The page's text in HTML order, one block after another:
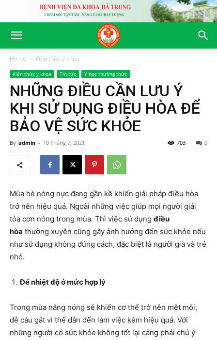
Home Kiến thức y khoa
Kiến thức y khoa Tin tức Y học thường thức
NHỮNG ĐIỀU CẦN LƯU Ý
KHI SỬ DỤNG ĐIỀU HÒA ĐỂ
BẢO VỆ SỨC KHỎE
By admin - 10 Tháng 7, 2021 0
703
Mùa hè nóng nực đang gần kề khiến giải pháp điều hòa
trở nên hiệu quả. Ngoài những việc giúp mọi người giải
tỏa cơn nóng trong mùa. Thì việc sử dụng điều
hòa thường xuyên cũng gây ảnh hưởng đến sức khỏe nếu
như sử dụng không đúng cách, đặc biệt là người già và trẻ
nhỏ.
Để nhiệt độ ở mức hợp lý
Trong mùa nắng nóng sẽ khiến cơ thể trở nên mệt mõi,
dễ cáu gắt vì thế dẫn đến làm việc kém hiệu quả. Với
những người có sức khỏe không tốt lại càng phải chú ý